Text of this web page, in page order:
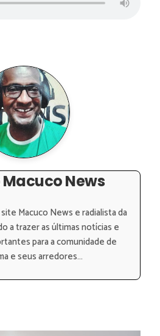
News
Macuco News e radialista da
a trazer as últimas notícias e
para a comunidade de
e seus arredores...